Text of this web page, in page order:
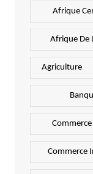
Afrique
Afrique De
Agriculture
Commerce
Commerce